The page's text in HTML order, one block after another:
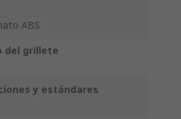
ABS
del grillete
y estándares